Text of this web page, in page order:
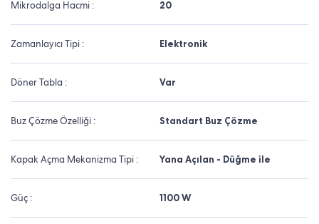
Mikrodalga Hacmi : 20
Zamanlayıcı Tipi : Elektronik
Döner Tabla : Var
Buz Çözme Özelliği : Standart Buz Çözme
Kapak Açma Mekanizma Tipi : Yana Açılan - Düğme ile
Güç : 1100 W